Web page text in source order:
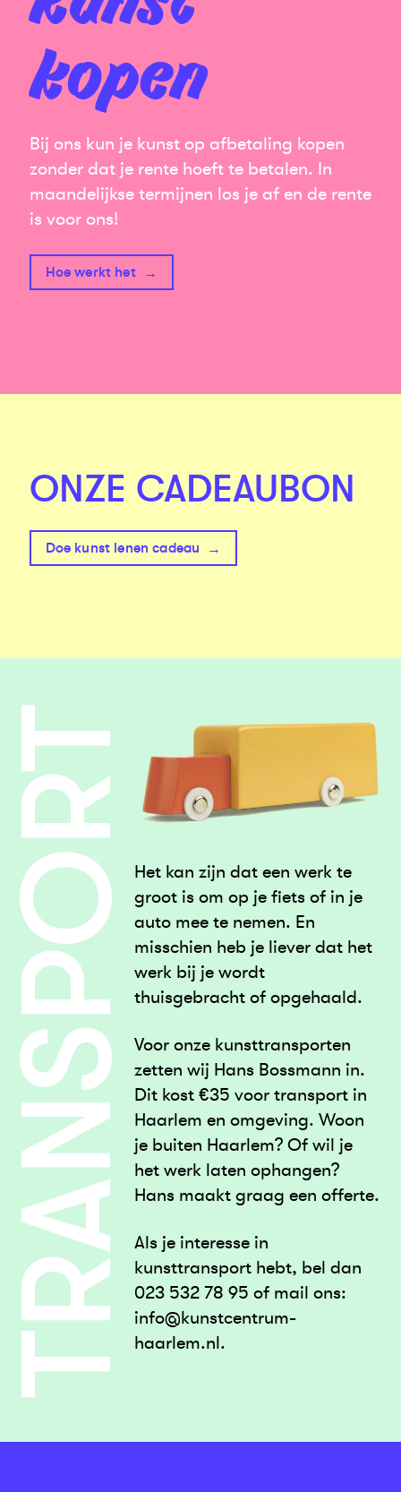
kopen
Bij ons kun je kunst op afbetaling kopen
zonder dat je rente hoeft te betalen. In
maandelijkse termijnen los je af en de rente
is voor ons!
Hoe werkt het
ONZE CADEAUBON
Doe kunst lenen cadeau
Het kan zijn dat een werk te
groot is om op je fiets of in je
auto mee te nemen. En
misschien heb je liever dat het
werk bij je wordt
thuisgebracht of opgehaald.
Voor onze kunsttransporten
zetten wij Hans Bossmann in.
Dit kost €35 voor transport in
Haarlem en omgeving. Woon
je buiten Haarlem? Of wil je
het werk laten ophangen?
Hans maakt graag een offerte.
Als je interesse in
kunsttransport hebt, bel dan
023 532 78 95 of mail ons:
info@kunstcentrum-
haarlem.nl.